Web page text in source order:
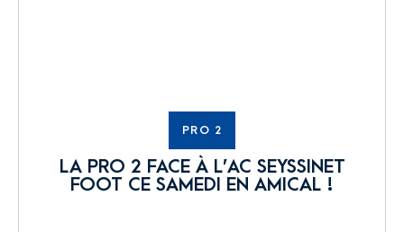
PRO 2
LA PRO 2 FACE À L’AC SEYSSINET
FOOT CE SAMEDI EN AMICAL !